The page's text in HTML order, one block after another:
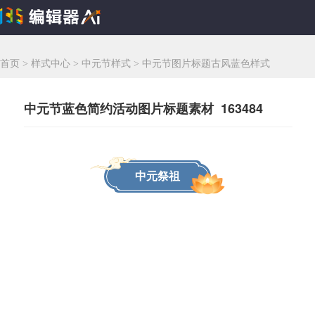
首页 > 样式中心 > 中元节样式 > 中元节图片标题古风蓝色样式
中元节蓝色简约活动图片标题素材 163484
中元祭祖